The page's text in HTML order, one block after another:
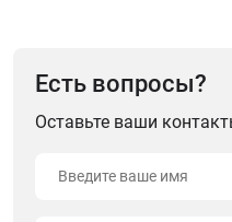
Есть вопросы?
Оставьте ваши